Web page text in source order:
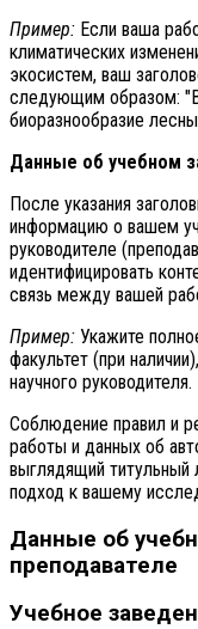
Пример: Если ваша
климатических
экосистем, ваш
следующим образом:
биоразнообразие
Данные об учебном
После указания
информацию о вашем
руководителе
идентифицировать
связь между вашей
Пример: Укажите
факультет (при
научного руководителя.
Соблюдение правил и
работы и данных об
выглядящий титульный
подход к вашему
Данные об
преподавателе
Учебное